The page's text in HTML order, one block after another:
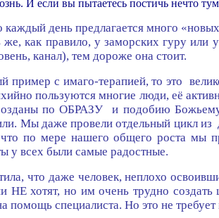
И если вы пытаетесь постичь нечто
каждый день предлагается много
как правило, у заморских гуру
канал), тем дороже она стоит.
пример с имаго-терапией, то это
пользуются многие люди, её
по ОБРАЗУ и подобию Божьему.
Мы даже провели отдельный цикл
по мере нашего общего роста мы
у всех были самые радостные.
что даже человек, неплохо
НЕ хотят, но им очень трудно
помощь специалиста. Но это не